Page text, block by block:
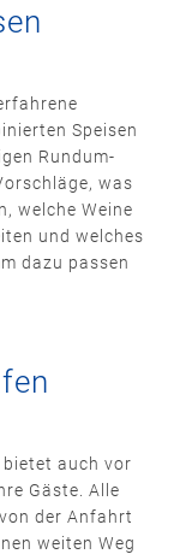
Speisen
Rundum-
was
welche Weine
und welches
dazu passen
auch vor
Gäste. Alle
der Anfahrt
weiten Weg